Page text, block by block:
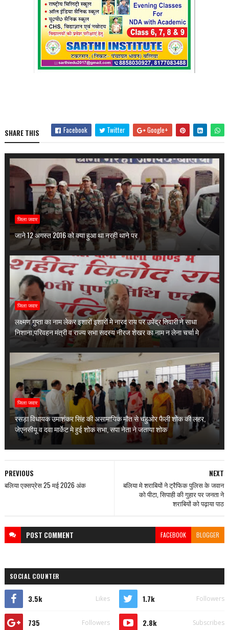
SHARE THIS Facebook Twitter Google+
जिला जवार
जाने 12 अगस्त 2016 को क्या हुआ था नरही थाने पर
जिला जवार
लक्ष्मण गुप्ता का नाम लेकर इशारों इशारों मे नारद राय पर उपेंद्र तिवारी ने साधा
निशाना,परिवहन मंत्री व राज्य सभा सदस्य नीरज शेखर का नाम न लेना चर्चा मे
जिला जवार
रसड़ा विधायक उमाशंकर सिंह की असामायिक मौत से चहुओर फैली शोक की लहर,
जेएनसीयू व दवा मार्केट मे हुई शोक सभा, सपा नेता ने जताया शोक
NEXT
बलिया मे शराबियों ने ट्रैफिक पुलिस के जवान
को पीटा, सिपाही की गुहार पर जनता ने
शराबियों को पढ़ाया पाठ
PREVIOUS
बलिया एक्सप्रेस 25 मई 2026 अंक
POST COMMENT FACEBOOK BLOGGER
SOCIAL COUNTER
3.5k Likes 1.7k Followers
735 Followers 2.8k Subscribes